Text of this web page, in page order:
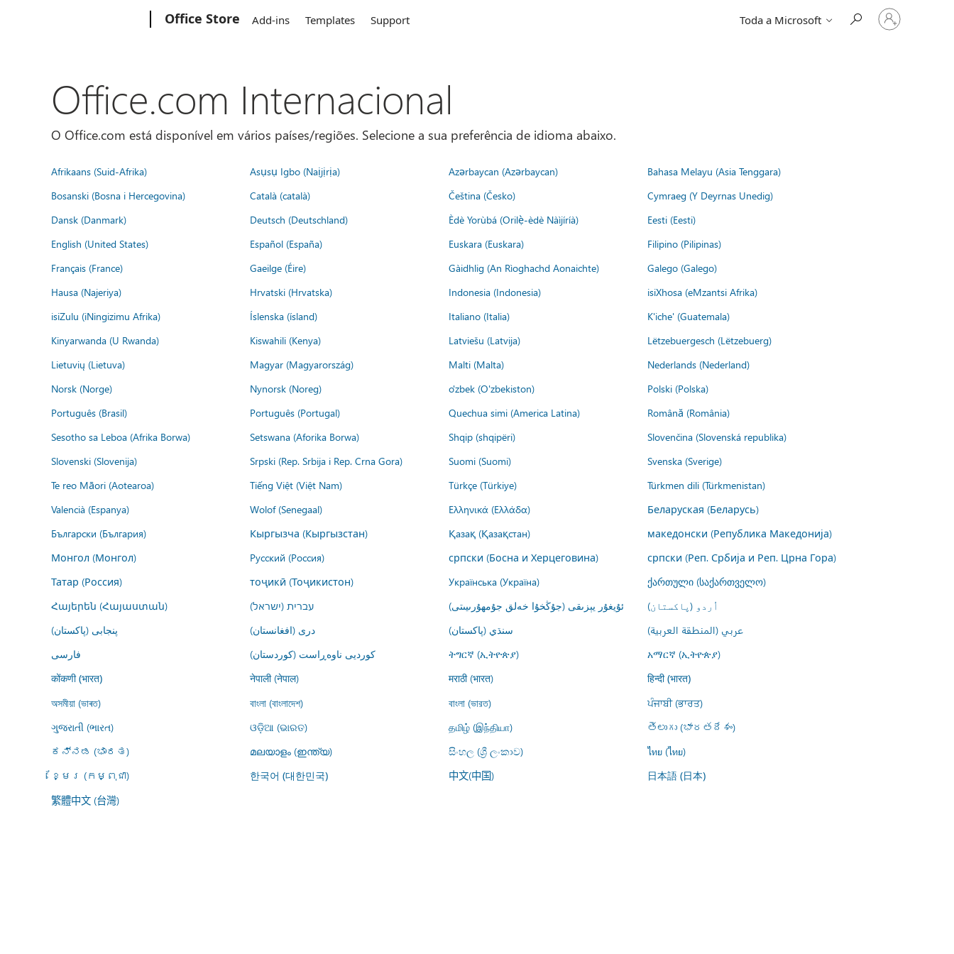
Office Store Add-ins Templates Support Toda a Microsoft
Iniciar
sessão
Office.com Internacional
O Office.com está disponível em vários países/regiões. Selecione a sua preferência de idioma abaixo.
Afrikaans (Suid-Afrika) Asụsụ Igbo (Naịjịrịa) Azərbaycan (Azərbaycan)
Bahasa Melayu (Asia Tenggara)
Bosanski (Bosna i Hercegovina)
Català (català) Čeština (Česko)
Cymraeg (Y Deyrnas Unedig)
Dansk (Danmark)
Deutsch (Deutschland) Èdè Yorùbá (Orilẹ̀-èdè Nàìjíríà)
Eesti (Eesti)
English (United States)
Español (España) Euskara (Euskara)
Filipino (Pilipinas)
Français (France)
Gaeilge (Éire) Gàidhlig (An Rìoghachd Aonaichte)
Galego (Galego)
Hausa (Najeriya)
Hrvatski (Hrvatska) Indonesia (Indonesia)
isiXhosa (eMzantsi Afrika)
isiZulu (iNingizimu Afrika)
Íslenska (ísland) Italiano (Italia)
K'iche' (Guatemala)
Kinyarwanda (U Rwanda)
Kiswahili (Kenya) Latviešu (Latvija)
Lëtzebuergesch (Lëtzebuerg)
Lietuvių (Lietuva)
Magyar (Magyarország) Malti (Malta)
Nederlands (Nederland)
Norsk (Norge)
Nynorsk (Noreg) o'zbek (O'zbekiston)
Polski (Polska)
Português (Brasil)
Português (Portugal) Quechua simi (America Latina)
Română (România)
Sesotho sa Leboa (Afrika Borwa)
Setswana (Aforika Borwa) Shqip (shqipëri)
Slovenčina (Slovenská republika)
Slovenski (Slovenija)
Srpski (Rep. Srbija i Rep. Crna Gora) Suomi (Suomi)
Svenska (Sverige)
Te reo Māori (Aotearoa)
Tiếng Việt (Việt Nam) Türkçe (Türkiye)
Türkmen dili (Türkmenistan)
Valencià (Espanya)
Wolof (Senegaal) Ελληνικά (Ελλάδα)
Беларуская (Беларусь)
Български (България)
Кыргызча (Кыргызстан) Қазақ (Қазақстан)
македонски (Република Македонија)
Монгол (Монгол)
Русский (Россия) српски (Босна и Херцеговина)
српски (Реп. Србија и Реп. Црна Гора)
Татар (Россия)
тоҷикӣ (Тоҷикистон) Українська (Україна)
ქართული (საქართველო)
Հայերեն (Հայաստան)
עברית (ישראל) ئۇيغۇر يېزىقى (جۇڭخۇا خەلق جۇمھۇرىيىتى)
اُردو (پاکستان)
پنجابی (پاکستان)
درى (افغانستان) سنڌي (پاکستان)
عربي (المنطقة العربية)
فارسى
کوردیی ناوەڕاست (کوردستان) ትግርኛ (ኢትዮጵያ) አማርኛ (ኢትዮጵያ)
कोंकणी (भारत) नेपाली (नेपाल) मराठी (भारत) हिन्दी (भारत)
অসমীয়া (ভাৰত) বাংলা (বাংলাদেশ) বাংলা (ভারত)
ਪੰਜਾਬੀ (ਭਾਰਤ)
ગુજરાતી (ભારત)
ଓଡ଼ିଆ (ଭାରତ) தமிழ் (இந்தியா)
తెలుగు (భారతదేశం)
ಕನ್ನಡ (ಭಾರತ)
മലയാളം (ഇന്ത്യ) සිංහල (ශ්‍රී ලංකාව)
ไทย (ไทย)
ខ្មែរ (កម្ពុជា)
한국어 (대한민국) 中文(中国) 日本語 (日本)
繁體中文 (台灣)